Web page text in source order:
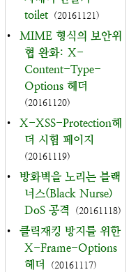
toilet (20161121)
•
MIME 형식의 보안위
협 완화: X-
Content-Type-
Options 헤더
(20161120)
•
X-XSS-Protection헤
더 시험 페이지
(20161119)
•
방화벽을 노리는 블랙
너스(Black Nurse)
DoS 공격
(20161118)
•
클릭재킹 방지를 위한
X-Frame-Options
헤더
(20161117)